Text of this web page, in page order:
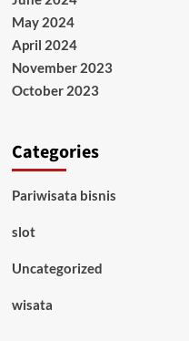
May 2024
April 2024
November 2023
October 2023
Categories
Pariwisata bisnis
slot
Uncategorized
wisata